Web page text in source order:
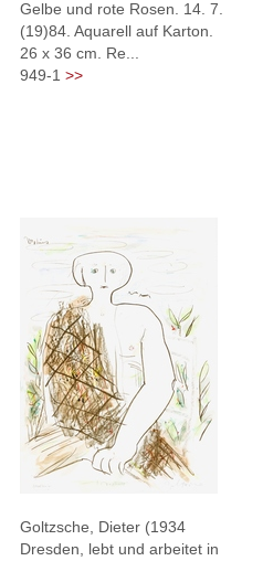
Gelbe und rote Rosen. 14. 7.
(19)84. Aquarell auf Karton.
26 x 36 cm. Re...
949-1 >>
Goltzsche, Dieter (1934
Dresden, lebt und arbeitet in